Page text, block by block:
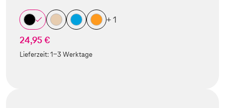
+ 1
24,95 €
Lieferzeit:1-3 Werktage